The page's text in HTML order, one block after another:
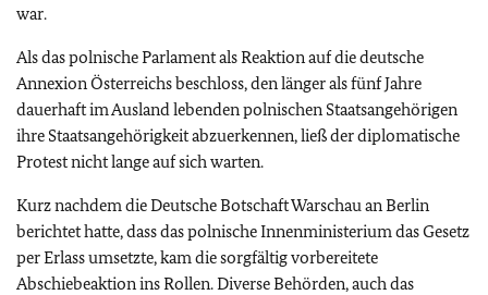
war.
Als das polnische Parlament als Reaktion auf die deutsche
Annexion Österreichs beschloss, den länger als fünf Jahre
dauerhaft im Ausland lebenden polnischen Staatsangehörigen
ihre Staatsangehörigkeit abzuerkennen, ließ der diplomatische
Protest nicht lange auf sich warten.
Kurz nachdem die Deutsche Botschaft Warschau an Berlin
berichtet hatte, dass das polnische Innenministerium das Gesetz
per Erlass umsetzte, kam die sorgfältig vorbereitete
Abschiebeaktion ins Rollen. Diverse Behörden, auch das